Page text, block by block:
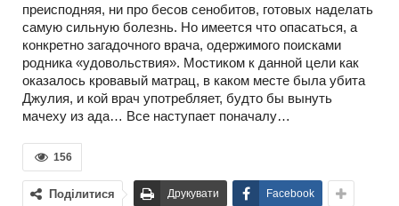
преисподняя, ни про бесов сенобитов, готовых наделать
самую сильную болезнь. Но имеется что опасаться, а
конкретно загадочного врача, одержимого поисками
родника «удовольствия». Мостиком к данной цели как
оказалось кровавый матрац, в каком месте была убита
Джулия, и кой врач употребляет, будто бы вынуть
мачеху из ада… Все наступает поначалу…
156
Поділитися Друкувати Facebook